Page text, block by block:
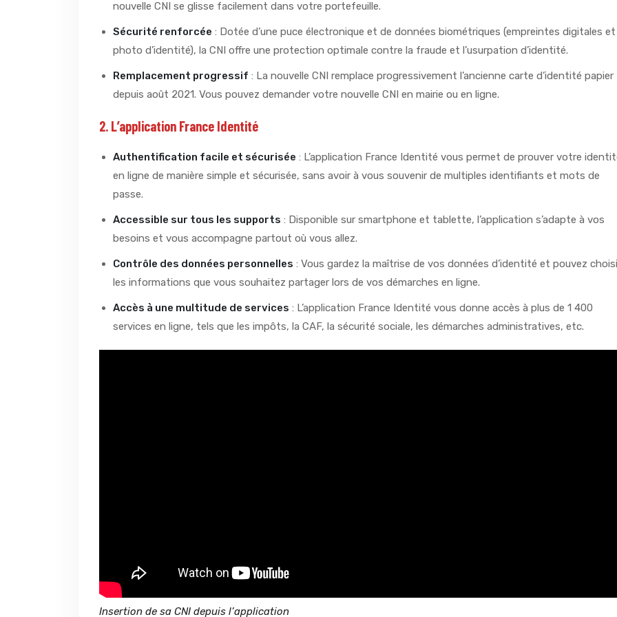
nouvelle CNI se glisse facilement dans votre portefeuille.
Sécurité renforcée : Dotée d’une puce électronique et de données biométriques (empreintes digitales et
photo d’identité), la CNI offre une protection optimale contre la fraude et l’usurpation d’identité.
Remplacement progressif : La nouvelle CNI remplace progressivement l’ancienne carte d’identité papier
depuis août 2021. Vous pouvez demander votre nouvelle CNI en mairie ou en ligne.
2. L’application France Identité
Authentification facile et sécurisée : L’application France Identité vous permet de prouver votre
en ligne de manière simple et sécurisée, sans avoir à vous souvenir de multiples identifiants et mots de
passe.
Accessible sur tous les supports : Disponible sur smartphone et tablette, l’application s’adapte à vos
besoins et vous accompagne partout où vous allez.
Contrôle des données personnelles : Vous gardez la maîtrise de vos données d’identité et pouvez
les informations que vous souhaitez partager lors de vos démarches en ligne.
Accès à une multitude de services : L’application France Identité vous donne accès à plus de 1 400
services en ligne, tels que les impôts, la CAF, la sécurité sociale, les démarches administratives, etc.
Insertion de sa CNI depuis l’application